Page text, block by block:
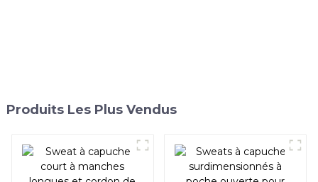
Produits Les Plus Vendus